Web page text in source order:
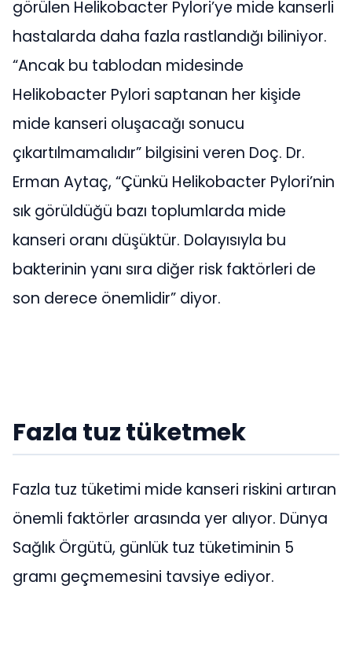
görülen Helikobacter Pylori’ye mide kanserli
hastalarda daha fazla rastlandığı biliniyor.
“Ancak bu tablodan midesinde
Helikobacter Pylori saptanan her kişide
mide kanseri oluşacağı sonucu
çıkartılmamalıdır” bilgisini veren Doç. Dr.
Erman Aytaç, “Çünkü Helikobacter Pylori’nin
sık görüldüğü bazı toplumlarda mide
kanseri oranı düşüktür. Dolayısıyla bu
bakterinin yanı sıra diğer risk faktörleri de
son derece önemlidir” diyor.
Fazla tuz tüketmek
Fazla tuz tüketimi mide kanseri riskini artıran
önemli faktörler arasında yer alıyor. Dünya
Sağlık Örgütü, günlük tuz tüketiminin 5
gramı geçmemesini tavsiye ediyor.